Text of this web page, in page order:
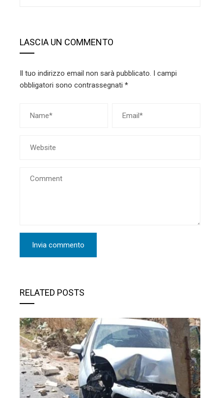
LASCIA UN COMMENTO
Il tuo indirizzo email non sarà pubblicato. I campi
obbligatori sono contrassegnati *
RELATED POSTS